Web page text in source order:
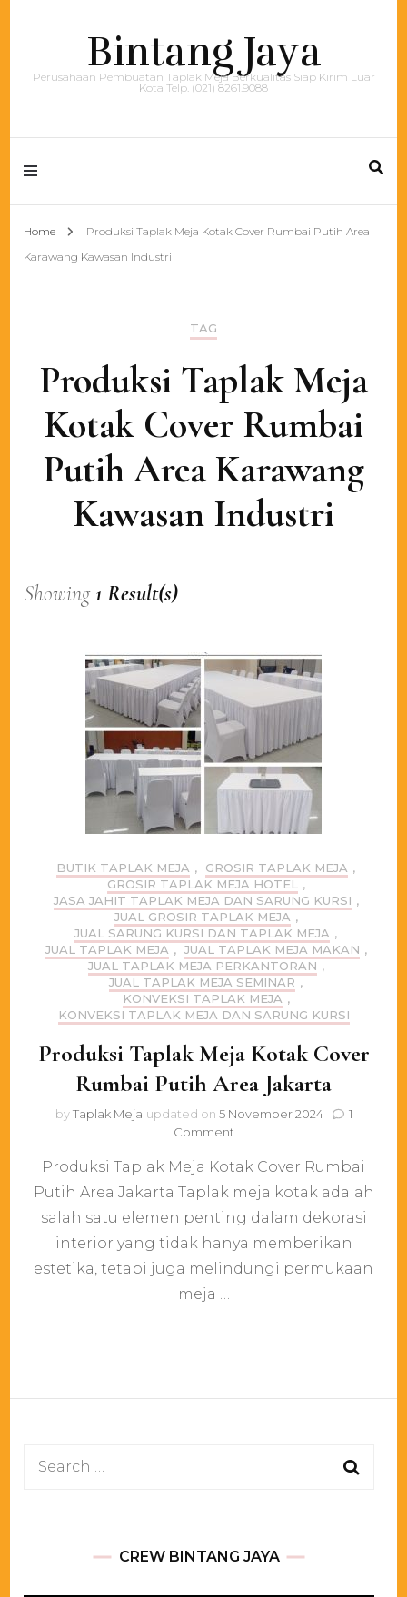
Bintang Jaya
Perusahaan Pembuatan Taplak Meja Berkualitas Siap Kirim Luar
Kota Telp. (021) 8261.9088
Home
Produksi Taplak Meja Kotak Cover Rumbai Putih Area
Karawang Kawasan Industri
TAG
Produksi Taplak Meja
Kotak Cover Rumbai
Putih Area Karawang
Kawasan Industri
Showing1 Result(s)
BUTIK TAPLAK MEJA , GROSIR TAPLAK MEJA ,
GROSIR TAPLAK MEJA HOTEL
,
JASA JAHIT TAPLAK MEJA DAN SARUNG KURSI ,
JUAL GROSIR TAPLAK MEJA ,
JUAL SARUNG KURSI DAN TAPLAK MEJA ,
JUAL TAPLAK MEJA , JUAL TAPLAK MEJA MAKAN ,
JUAL TAPLAK MEJA PERKANTORAN ,
JUAL TAPLAK MEJA SEMINAR ,
KONVEKSI TAPLAK MEJA ,
KONVEKSI TAPLAK MEJA DAN SARUNG KURSI
Produksi Taplak Meja Kotak Cover
Rumbai Putih Area Jakarta
byTaplak Meja updated on 5 November 2024
1
Commenton
Taplak
Meja
Kotak
Cover
Rumbai
Area
Produksi Taplak Meja Kotak Cover Rumbai
Putih Area Jakarta Taplak meja kotak adalah
salah satu elemen penting dalam dekorasi
interior yang tidak hanya memberikan
estetika, tetapi juga melindungi permukaan
meja …
Search
CREW BINTANG JAYA